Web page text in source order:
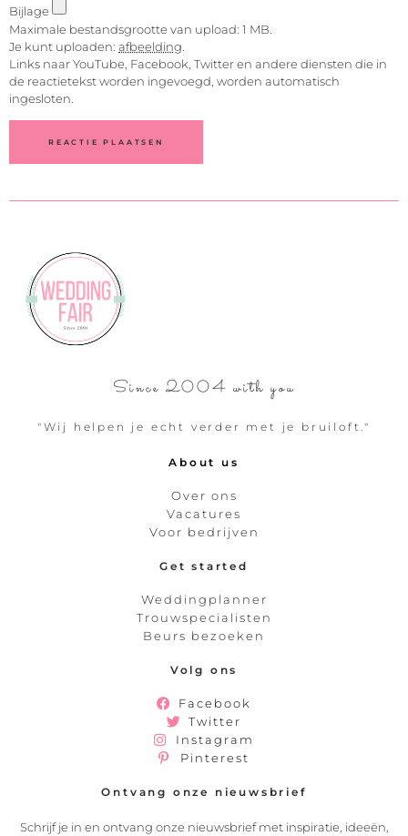
Bijlage
Maximale bestandsgrootte van upload: 1 MB.
Je kunt uploaden: afbeelding
Links naar YouTube, Facebook, Twitter en andere diensten die in
de reactietekst worden ingevoegd, worden automatisch
ingesloten.
Since 2004 with you
"Wij helpen je echt verder met je bruiloft."
About us
Over ons
Vacatures
Voor bedrijven
Get started
Weddingplanner
Trouwspecialisten
Beurs bezoeken
Volg ons
Facebook
Twitter
Instagram
Pinterest
Ontvang onze nieuwsbrief
Schrijf je in en ontvang onze nieuwsbrief met inspiratie, ideeën,